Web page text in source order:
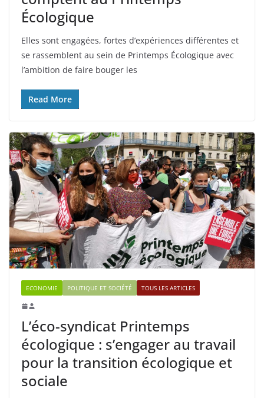
Écologique
Elles sont engagées, fortes d’expériences différentes et
se rassemblent au sein de Printemps Écologique avec
l’ambition de faire bouger les
Read More
ECONOMIE POLITIQUE ET SOCIÉTÉ TOUS LES ARTICLES
L’éco-syndicat Printemps
écologique : s’engager au travail
pour la transition écologique et
sociale